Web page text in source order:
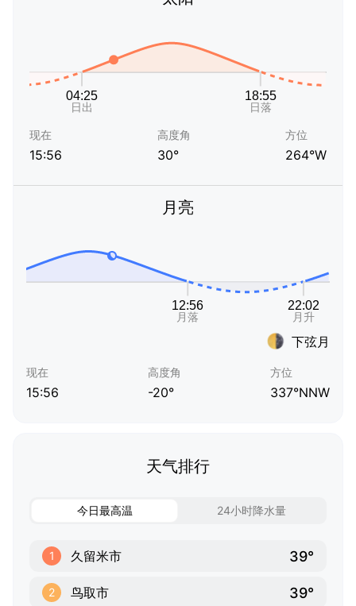
现在
15:56
高度角
30°
方位
264°W
月亮
下弦月
现在
15:56
高度角
-20°
方位
337°NNW
天气排行
今日最高温 24小时降水量
1 久留米市 39°
2 鸟取市 39°